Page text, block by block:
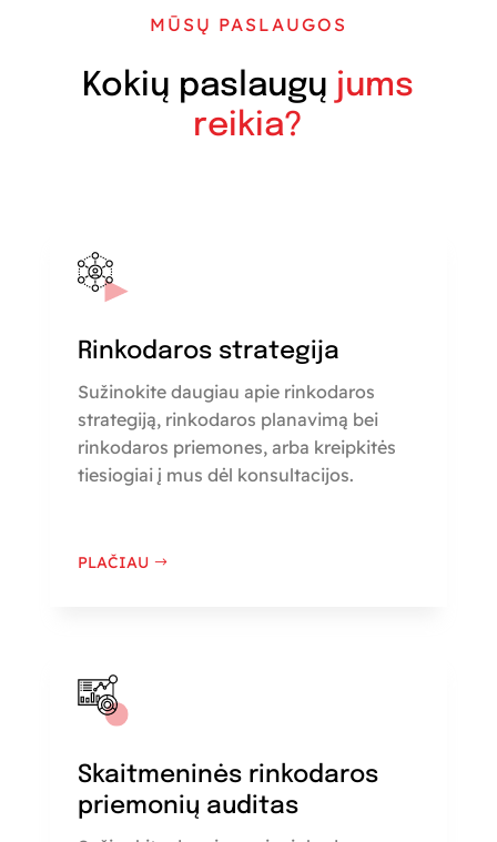
MŪSŲ PASLAUGOS
Kokių paslaugų jums
reikia?
Rinkodaros strategija
Sužinokite daugiau apie rinkodaros
strategiją, rinkodaros planavimą bei
rinkodaros priemones, arba kreipkitės
tiesiogiai į mus dėl konsultacijos.
PLAČIAU
Skaitmeninės rinkodaros
priemonių auditas